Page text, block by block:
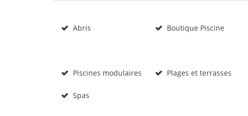
Abris Boutique Piscine
Piscines modulaires Plages et terrasses
Spas